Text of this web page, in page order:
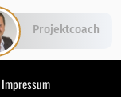
Impressum
Projektcoach